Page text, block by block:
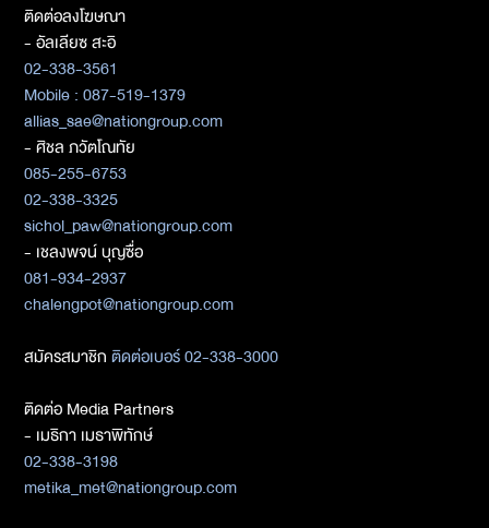
ติดต่อลงโฆษณา
- อัลเลียซ สะอิ
02-338-3561
Mobile : 087-519-1379
allias_sae@nationgroup.com
- ศิชล ภวัตโณทัย
085-255-6753
02-338-3325
sichol_paw@nationgroup.com
- เชลงพจน์ บุญซื่อ
081-934-2937
chalengpot@nationgroup.com
สมัครสมาชิกติดต่อเบอร์ 02-338-3000
ติดต่อ Media Partners
- เมธิกา เมธาพิทักษ์
02-338-3198
metika_met@nationgroup.com